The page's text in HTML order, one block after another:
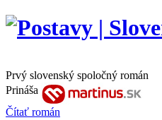
Prvý slovenský spoločný román
Prináša
Čítať román